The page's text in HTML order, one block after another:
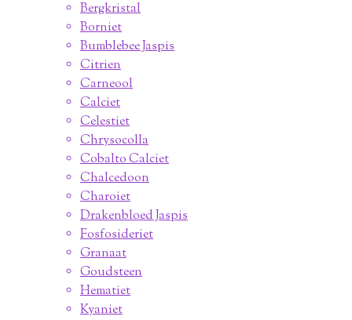
Bergkristal
Borniet
Bumblebee Jaspis
Citrien
Carneool
Calciet
Celestiet
Chrysocolla
Cobalto Calciet
Chalcedoon
Charoiet
Drakenbloed Jaspis
Fosfosideriet
Granaat
Goudsteen
Hematiet
Kyaniet